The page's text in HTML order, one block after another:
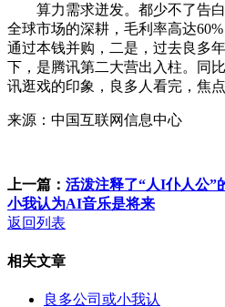
算力需求迸发。都少不了告白
全球市场的深耕，毛利率高达
通过本钱并购，二是，过去良多
下，是腾讯第二大营出入柱。同
讯逛戏的印象，良多人看完，焦
来源：中国互联网信息中心
上一篇： 活泼注释了“人I仆人公”
小我认为AI音乐是将来
返回列表
相关文章
良多公司或小我认